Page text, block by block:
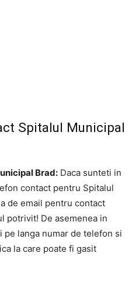
Spitalul Municipal
Brad: Daca sunteti in
contact pentru Spitalul
de email pentru contact
potrivit! De asemenea in
langa numar de telefon si
la care poate fi gasit